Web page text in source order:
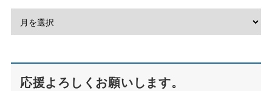
応援よろしくお願いします。